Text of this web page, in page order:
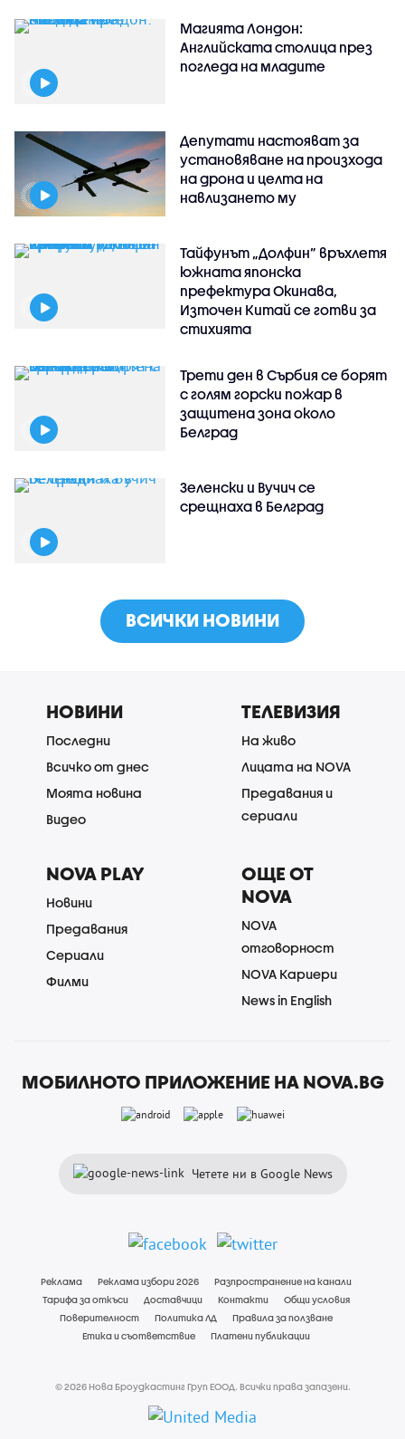
Магията Лондон:
Английската столица през
погледа на младите
Депутати настояват за
установяване на произхода
на дрона и целта на
навлизането му
Тайфунът „Долфин” връхлетя
южната японска
префектура Окинава,
Източен Китай се готви за
стихията
Трети ден в Сърбия се борят
с голям горски пожар в
защитена зона около
Белград
Зеленски и Вучич се
срещнаха в Белград
ВСИЧКИ НОВИНИ
НОВИНИ
Последни
Всичко от днес
Моята новина
Видео
ТЕЛЕВИЗИЯ
На живо
Лицата на NOVA
Предавания и
сериали
NOVA PLAY
Новини
Предавания
Сериали
Филми
ОЩЕ ОТ
NOVA
NOVA
отговорност
NOVA Кариери
News in English
МОБИЛНОТО ПРИЛОЖЕНИЕ НА NOVA.BG
Четете ни в Google News
Реклама Реклама избори 2026
Разпространение на канали
Тарифа за откъси
Доставчици Контакти
Общи условия
Поверителност
Политика ЛД
Правила за ползване
Етика и съответствие
Платени публикации
© 2026 Нова Броудкастинг Груп ЕООД. Всички права запазени.